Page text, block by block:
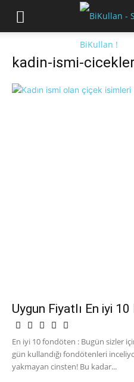
kadin-ismi-cicekler
Uygun Fiyatlı En iyi
En iyi 10 fondöten : Bugün sizler
gün kullandığı fondötenleri
yakmayan cinsten! Bu kadar...